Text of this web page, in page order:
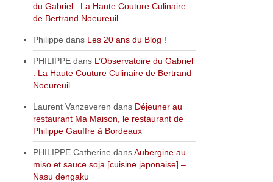
du Gabriel : La Haute Couture Culinaire
de Bertrand Noeureuil
Philippe dans Les 20 ans du Blog !
PHILIPPE dans L’Observatoire du Gabriel
: La Haute Couture Culinaire de Bertrand
Noeureuil
Laurent Vanzeveren dans Déjeuner au
restaurant Ma Maison, le restaurant de
Philippe Gauffre à Bordeaux
PHILIPPE Catherine dansAubergine au
miso et sauce soja [cuisine japonaise] –
Nasu dengaku